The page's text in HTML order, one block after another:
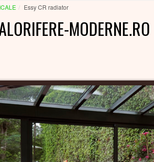
Essy CR radiator
MODERNE.RO